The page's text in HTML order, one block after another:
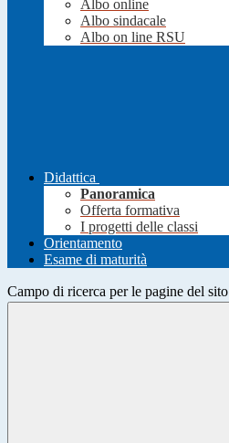
Albo online
Albo sindacale
Albo on line RSU
Didattica
Panoramica
Offerta formativa
I progetti delle classi
Orientamento
Esame di maturità
Campo di ricerca per le pagine del sito